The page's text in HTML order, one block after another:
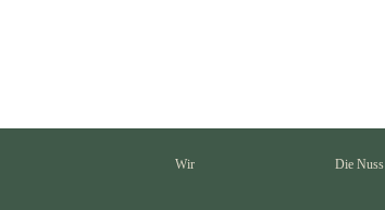
Wir Die Nuss